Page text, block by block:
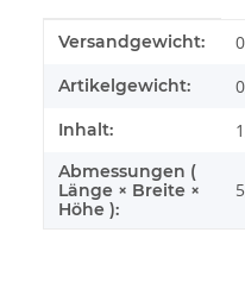
Produkteigenschaft
Wert
Versandgewicht:
Artikelgewicht:
Inhalt:
Abmessungen (
Länge × Breite ×
Höhe ):